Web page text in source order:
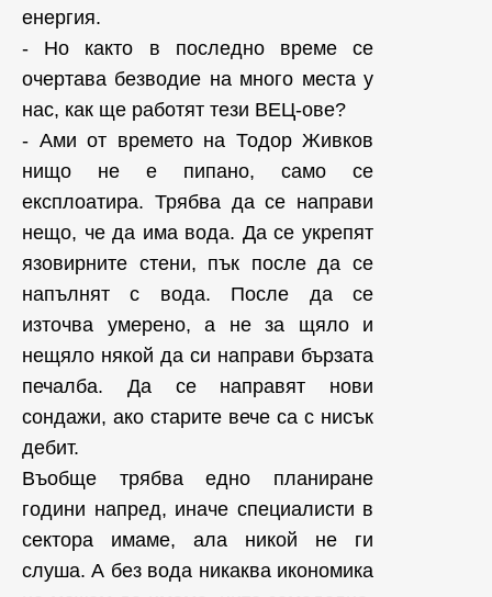
енергия.
- Но както в последно време се
очертава безводие на много места у
нас, как ще работят тези ВЕЦ-ове?
- Ами от времето на Тодор Живков
нищо не е пипано, само се
експлоатира. Трябва да се направи
нещо, че да има вода. Да се укрепят
язовирните стени, пък после да се
напълнят с вода. После да се
източва умерено, а не за щяло и
нещяло някой да си направи бързата
печалба. Да се направят нови
сондажи, ако старите вече са с нисък
дебит.
Въобще трябва едно планиране
години напред, иначе специалисти в
сектора имаме, ала никой не ги
слуша. А без вода никаква икономика